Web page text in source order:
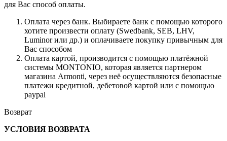
для Вас способ оплаты.
Оплата через банк. Выбираете банк с помощью которого
хотите произвести оплату (Swedbank, SEB, LHV,
Luminor или др.) и оплачиваете покупку привычным для
Вас способом
Оплата картой, производится с помощью платёжной
системы MONTONIO, которая является партнером
магазина Armonti, через неё осуществляются безопасные
платежи кредитной, дебетовой картой или с помощью
paypal
Возврат
УСЛОВИЯ ВОЗВРАТА